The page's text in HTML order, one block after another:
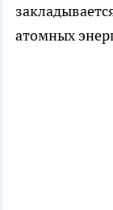
атомных